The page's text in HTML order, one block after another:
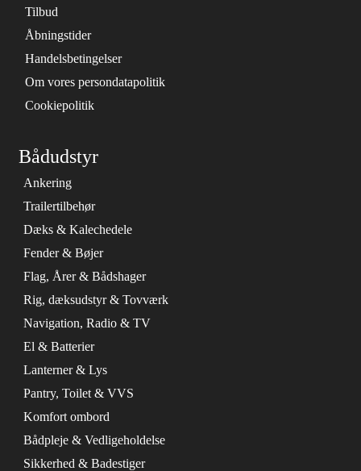
Tilbud
Åbningstider
Handelsbetingelser
Om vores persondatapolitik
Cookiepolitik
Bådudstyr
Ankering
Trailertilbehør
Dæks & Kalechedele
Fender & Bøjer
Flag, Årer & Bådshager
Rig, dæksudstyr & Tovværk
Navigation, Radio & TV
El & Batterier
Lanterner & Lys
Pantry, Toilet & VVS
Komfort ombord
Bådpleje & Vedligeholdelse
Sikkerhed & Badestiger